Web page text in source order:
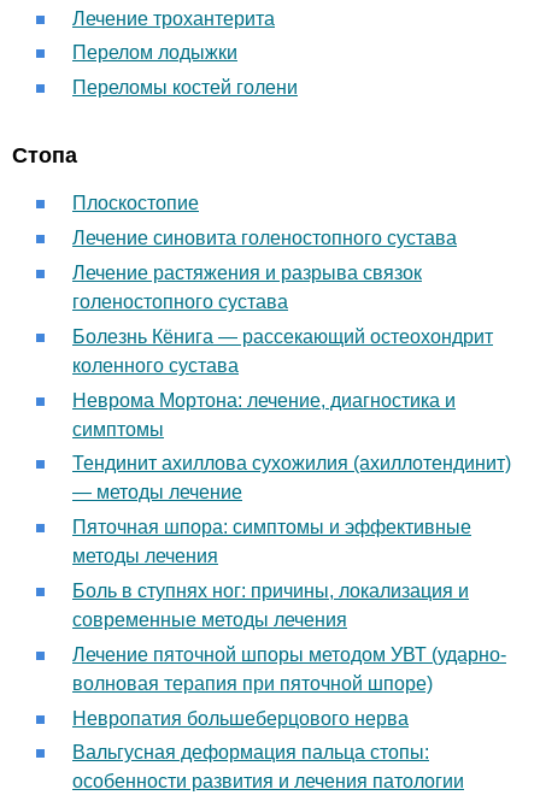
Лечение трохантерита
Перелом лодыжки
Переломы костей голени
Стопа
Плоскостопие
Лечение синовита голеностопного сустава
Лечение растяжения и разрыва связок
голеностопного сустава
Болезнь Кёнига — рассекающий остеохондрит
коленного сустава
Неврома Мортона: лечение, диагностика и
симптомы
Тендинит ахиллова сухожилия (ахиллотендинит)
— методы лечение
Пяточная шпора: симптомы и эффективные
методы лечения
Боль в ступнях ног: причины, локализация и
современные методы лечения
Лечение пяточной шпоры методом УВТ (ударно-
волновая терапия при пяточной шпоре)
Невропатия большеберцового нерва
Вальгусная деформация пальца стопы:
особенности развития и лечения патологии